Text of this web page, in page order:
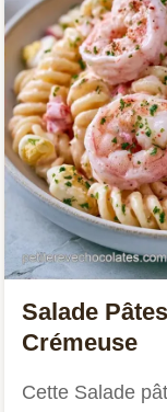
Salade
Crémeuse
Cette Salade